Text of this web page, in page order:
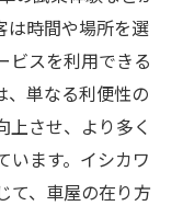
は時間や場所を選
ビスを利用できる
、単なる利便性の
上させ、より多く
います。イシカワ
て、車屋の在り方